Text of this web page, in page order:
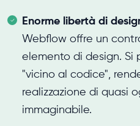
Enorme libertà di
Webflow offre un
elemento di design. Si
"vicino al codice",
realizzazione di quasi
immaginabile.